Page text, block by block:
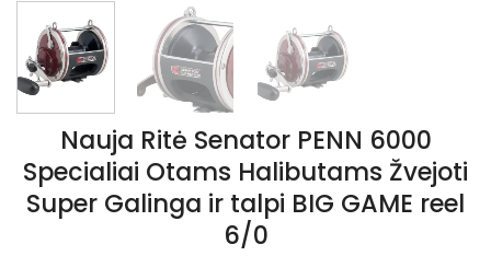
Nauja Ritė Senator PENN 6000
Specialiai Otams Halibutams Žvejoti
Super Galinga ir talpi BIG GAME reel
6/0